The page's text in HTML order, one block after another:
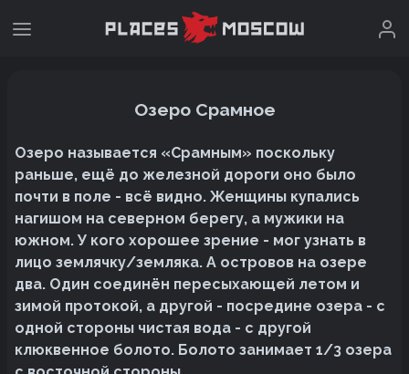
Озеро Срамное
Озеро называется «Срамным» поскольку
раньше, ещё до железной дороги оно было
почти в поле - всё видно. Женщины купались
нагишом на северном берегу, а мужики на
южном. У кого хорошее зрение - мог узнать в
лицо землячку/земляка. А островов на озере
два. Один соединён пересыхающей летом и
зимой протокой, а другой - посредине озера - с
одной стороны чистая вода - с другой
клюквенное болото. Болото занимает 1/3 озера